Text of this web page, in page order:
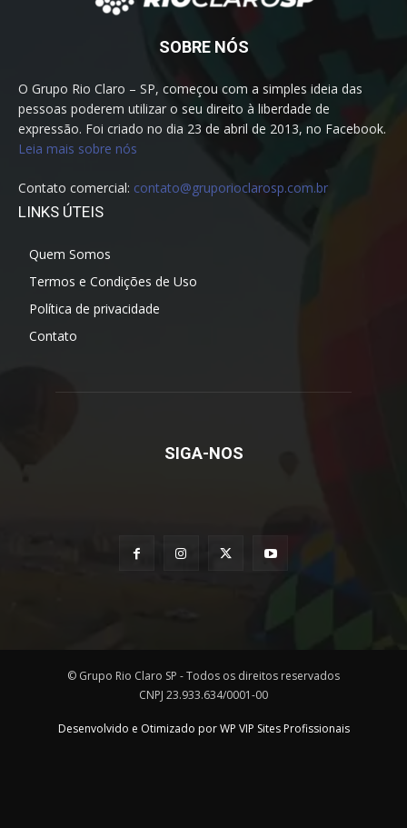
SOBRE NÓS
O Grupo Rio Claro – SP, começou com a simples ideia das
pessoas poderem utilizar o seu direito à liberdade de
expressão. Foi criado no dia 23 de abril de 2013, no Facebook.
Leia mais sobre nós
Contato comercial: contato@gruporioclarosp.com.br
LINKS ÚTEIS
Quem Somos
Termos e Condições de Uso
Política de privacidade
Contato
SIGA-NOS
© Grupo Rio Claro SP - Todos os direitos reservados
CNPJ 23.933.634/0001-00
Desenvolvido e Otimizado por WP VIP Sites Profissionais